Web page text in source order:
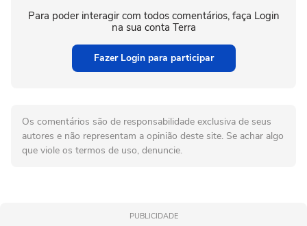
Para poder interagir com todos comentários, faça Login
na sua conta Terra
Fazer Login para participar
Os comentários são de responsabilidade exclusiva de seus
autores e não representam a opinião deste site. Se achar algo
que viole os termos de uso, denuncie.
PUBLICIDADE